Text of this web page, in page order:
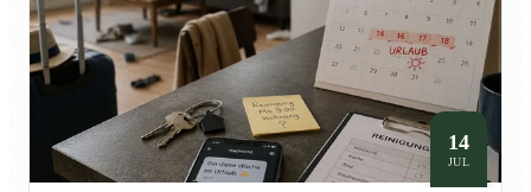
14
JUL